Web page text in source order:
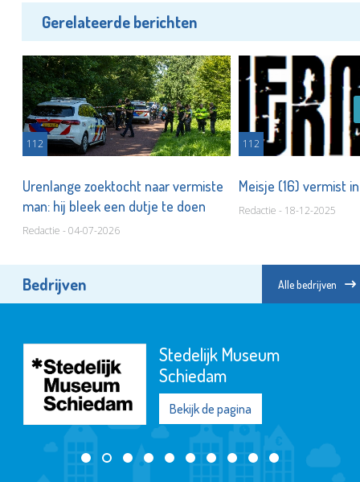
Gerelateerde berichten
112
Urenlange zoektocht naar vermiste
man: hij bleek een dutje te doen
Redactie - 04-07-2026
112
Meisje (16) vermist
Redactie - 18-12-2025
Bedrijven Alle bedrijven
Stedelijk Museum
Schiedam
Bekijk de pagina